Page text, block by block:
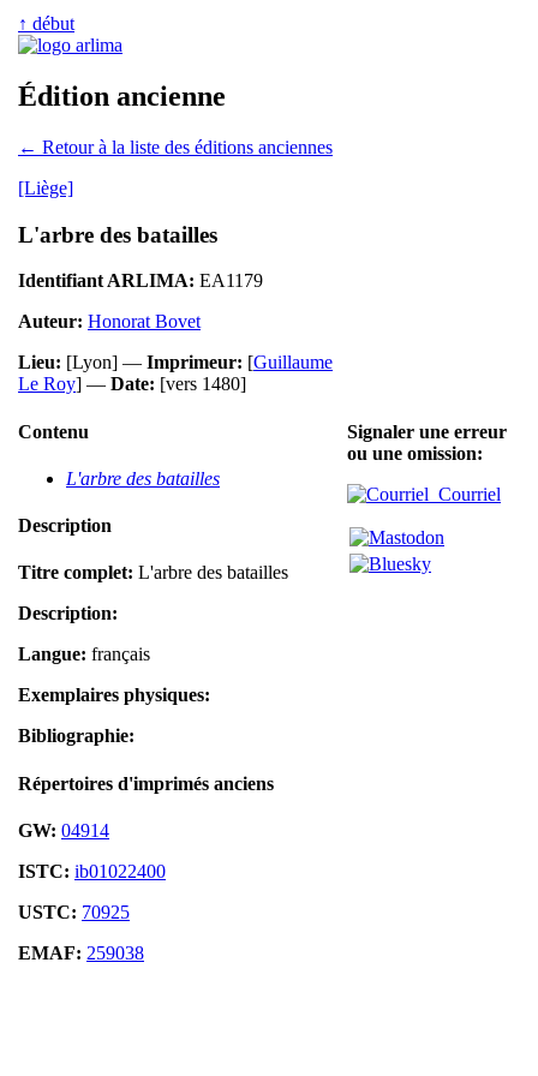
↑ début
Édition ancienne
← Retour à la liste des éditions anciennes
[Liège]
L'arbre des batailles
Identifiant ARLIMA: EA1179
Auteur: Honorat Bovet
Lieu: [Lyon] — Imprimeur: [Guillaume
Le Roy] — Date: [vers 1480]
Contenu
L'arbre des batailles
Description
Titre complet: L'arbre des batailles
Description:
Langue: français
Exemplaires physiques:
Bibliographie:
Répertoires d'imprimés anciens
GW: 04914
ISTC: ib01022400
USTC: 70925
EMAF: 259038
Signaler une erreur
ou une omission:
Courriel